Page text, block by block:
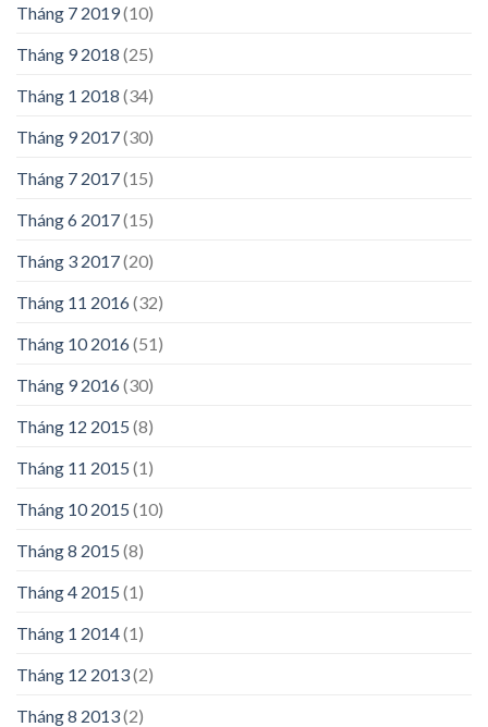
Tháng 7 2019(10)
Tháng 9 2018 (25)
Tháng 1 2018 (34)
Tháng 9 2017(30)
Tháng 7 2017(15)
Tháng 6 2017(15)
Tháng 3 2017(20)
Tháng 11 2016(32)
Tháng 10 2016(51)
Tháng 9 2016(30)
Tháng 12 2015 (8)
Tháng 11 2015 (1)
Tháng 10 2015 (10)
Tháng 8 2015 (8)
Tháng 4 2015 (1)
Tháng 1 2014(1)
Tháng 12 2013(2)
Tháng 8 2013(2)